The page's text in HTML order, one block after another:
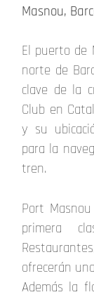
Masnou,
El puerto de
norte de
clave de la
Club en
y su
para la
tren.
Port
primera
ofrecerán
Además la